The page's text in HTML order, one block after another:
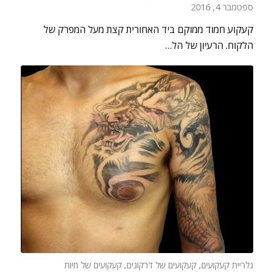
ספטמבר 4, 2016
קעקוע חמוד ממוקם ביד האחורית קצת מעל המפרק של
הלקוח. הרעיון של הל…
גלריית קעקועים, קעקועים של דרקונים, קעקועים של חיות